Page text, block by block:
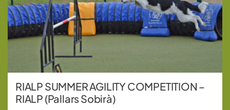
RIALP SUMMER AGILITY COMPETITION –
RIALP (Pallars Sobirà)